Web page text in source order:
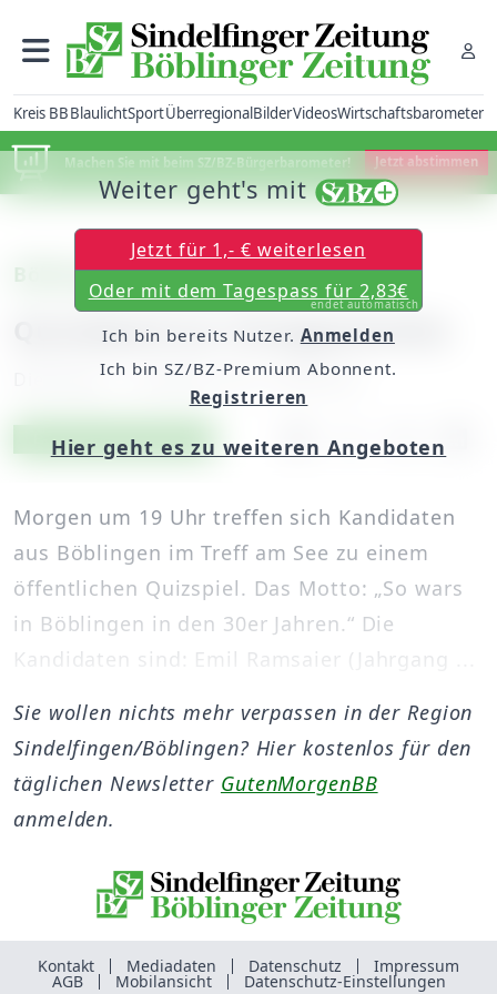
Kreis BBBlaulichtSportÜberregionalBilderVideosWirtschaftsbarometer
Machen Sie mit beim SZ/BZ-Bürgerbarometer! Jetzt abstimmen
Böblingen: Treff am See
Quizabend zur Ortsgeschichte
Dienstag, 11. Oktober 2011, 00:00 Uhr
Artikel vorlesen
Exklusiv für Abonnenten
Morgen um 19 Uhr treffen sich Kandidaten
aus Böblingen im Treff am See zu einem
öffentlichen Quizspiel. Das Motto: „So wars
in Böblingen in den 30er Jahren.“ Die
Kandidaten sind: Emil Ramsaier (Jahrgang ...
Weiter geht's mit
Jetzt für 1,- € weiterlesen
Oder mit dem Tagespass für 2,83€
endet automatisch
Ich bin bereits Nutzer. Anmelden
Ich bin SZ/BZ-Premium Abonnent.
Registrieren
Hier geht es zu weiteren Angeboten
Sie wollen nichts mehr verpassen in der Region
Sindelfingen/Böblingen? Hier kostenlos für den
täglichen Newsletter GutenMorgenBB
anmelden.
Kontakt Mediadaten Datenschutz Impressum
AGB Mobilansicht Datenschutz-Einstellungen